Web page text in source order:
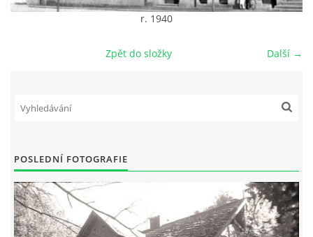
--------------------------------------------------------------
Tento projekt je realizován za finanční podpory
r. 1940
Další →
Zpět do složky
POSLEDNÍ FOTOGRAFIE